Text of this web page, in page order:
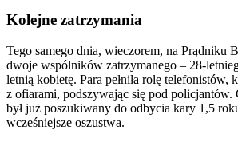
Kolejne zatrzymania
Tego samego dnia, wieczorem, na Prądniku
dwoje wspólników zatrzymanego – 28-
letnią kobietę. Para pełniła rolę
z ofiarami, podszywając się pod policjantów.
był już poszukiwany do odbycia kary 1,5
wcześniejsze oszustwa.